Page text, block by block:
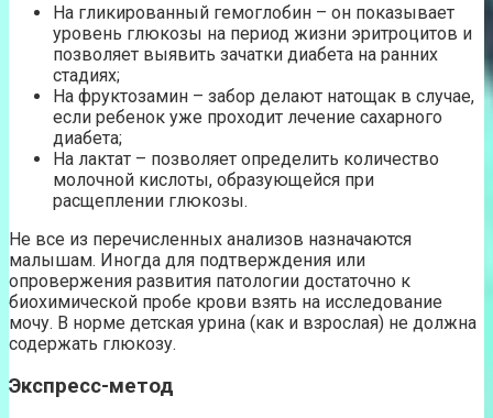
На гликированный гемоглобин – он показывает
уровень глюкозы на период жизни эритроцитов и
позволяет выявить зачатки диабета на ранних
стадиях;
На фруктозамин – забор делают натощак в случае,
если ребенок уже проходит лечение сахарного
диабета;
На лактат – позволяет определить количество
молочной кислоты, образующейся при
расщеплении глюкозы.
Не все из перечисленных анализов назначаются
малышам. Иногда для подтверждения или
опровержения развития патологии достаточно к
биохимической пробе крови взять на исследование
мочу. В норме детская урина (как и взрослая) не должна
содержать глюкозу.
Экспресс-метод